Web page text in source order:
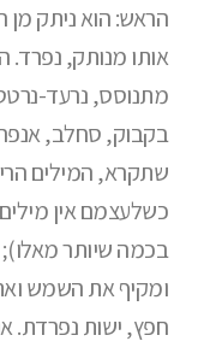
הראש: הוא ניתק מן
אותו מנותק, נפרד.
מתנוסס, נרעד-
בקבוק, סחלב,
שתקרא, המילים
כשלעצמם אין
בכמה שיותר מאלו);
ומקיף את השמש
חפץ, ישות נפרדת.